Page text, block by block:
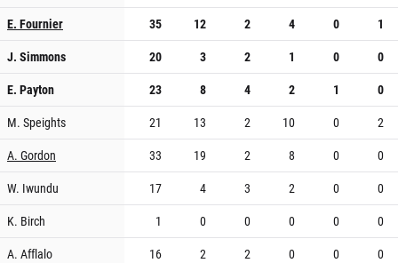
E. Fournier
35 12 2 4 0
1
J. Simmons
20 3 2 1 0
0
E. Payton
23 8 4 2 1
0
M. Speights
21 13 2 10 0
2
A. Gordon
33 19 2 8 0
0
W. Iwundu
17 4 3 2 0
0
K. Birch
1 0 0 0 0
0
A. Afflalo
16 2 2 0 0
0